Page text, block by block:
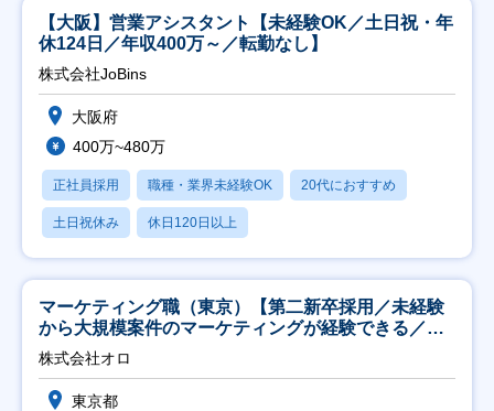
【大阪】営業アシスタント【未経験OK／土日祝・年
休124日／年収400万～／転勤なし】
株式会社JoBins
大阪府
400万~480万
正社員採用 職種・業界未経験OK 20代におすすめ
土日祝休み 休日120日以上
マーケティング職（東京）【第二新卒採用／未経験
から大規模案件のマーケティングが経験できる／研
修充実】
株式会社オロ
東京都